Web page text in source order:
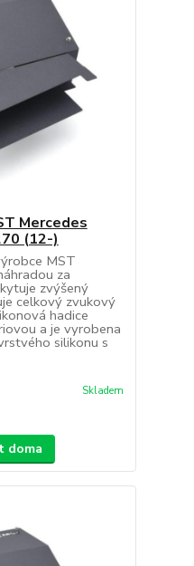
Mercedes
(12-)
MST
za
zvýšený
celkový zvukový
hadice
a je vyrobena
silikonu s
Skladem
doma